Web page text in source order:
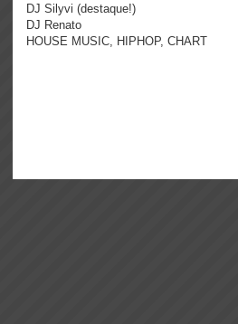
DJ Silyvi (destaque!)
DJ Renato
HOUSE MUSIC, HIPHOP, CHART